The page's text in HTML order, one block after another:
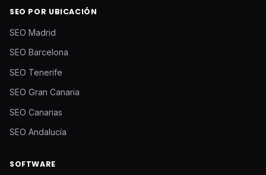
SEO POR UBICACIÓN
SEO Madrid
SEO Barcelona
SEO Tenerife
SEO Gran Canaria
SEO Canarias
SEO Andalucía
SOFTWARE